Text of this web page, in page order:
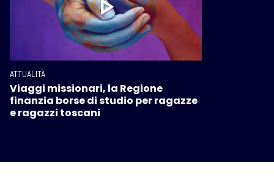
ATTUALITÀ
Viaggi missionari, la Regione
finanzia borse di studio per ragazze
e ragazzi toscani